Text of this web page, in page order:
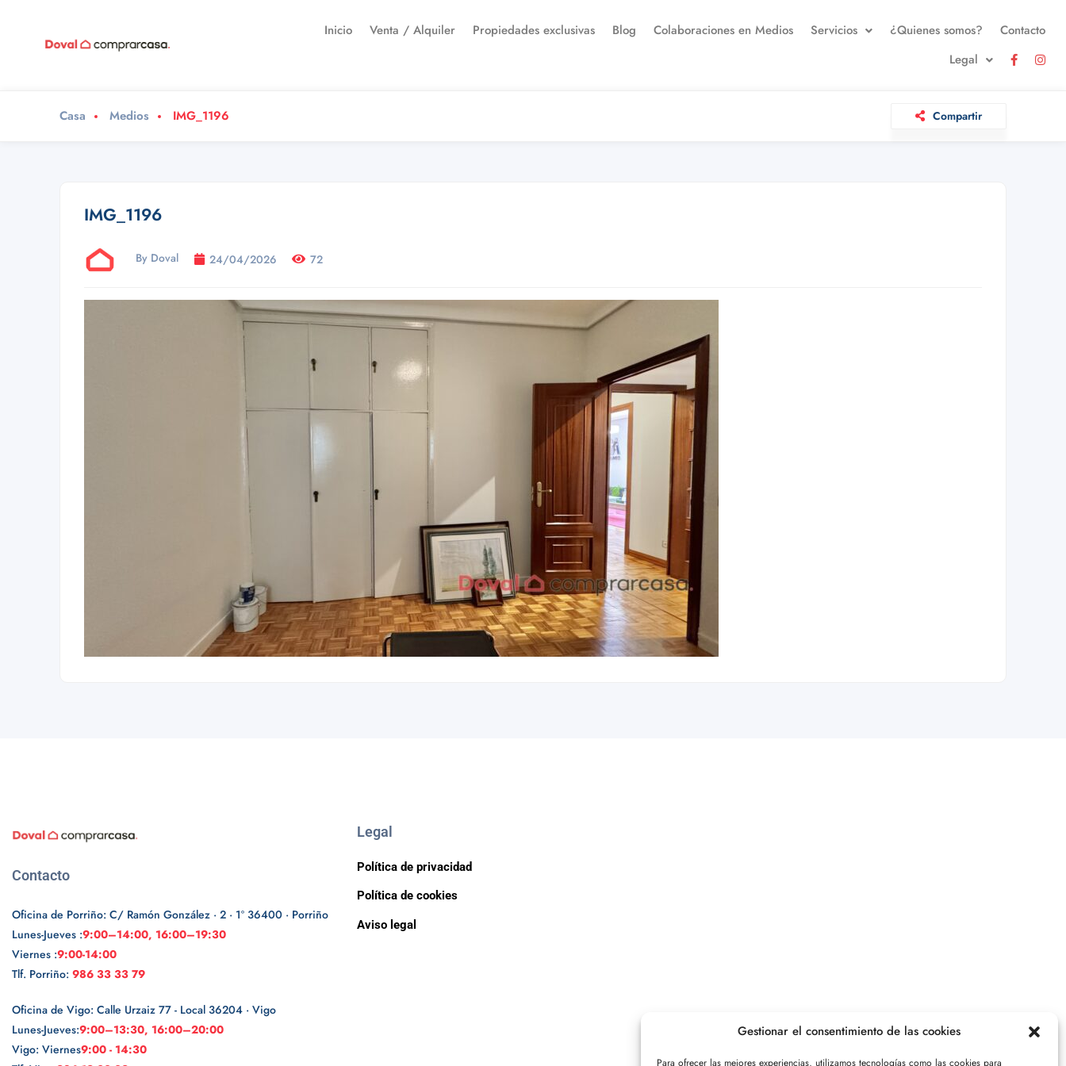
Gestionar el consentimiento de las cookies
Para ofrecer las mejores experiencias, utilizamos tecnologías como las cookies para
Inicio Venta / Alquiler Propiedades exclusivas Blog Colaboraciones en Medios Servicios ¿Quienes somos?
Contacto
Legal
Casa Medios IMG_1196 Compartir
IMG_1196
By Doval 24/04/2026 72
Contacto
Oficina de Porriño: C/ Ramón González · 2 · 1º 36400 · Porriño
Lunes-Jueves :9:00–14:00, 16:00–19:30
Viernes :9:00-14:00
Tlf. Porriño: 986 33 33 79
Oficina de Vigo: Calle Urzaiz 77 - Local 36204 · Vigo
Lunes-Jueves:9:00–13:30, 16:00–20:00
Vigo: Viernes9:00 - 14:30
Legal
Política de privacidad
Política de cookies
Aviso legal